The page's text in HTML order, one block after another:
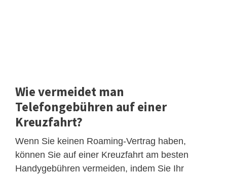
Wie vermeidet man
Telefongebühren auf einer
Kreuzfahrt?
Wenn Sie keinen Roaming-Vertrag haben,
können Sie auf einer Kreuzfahrt am besten
Handygebühren vermeiden, indem Sie Ihr